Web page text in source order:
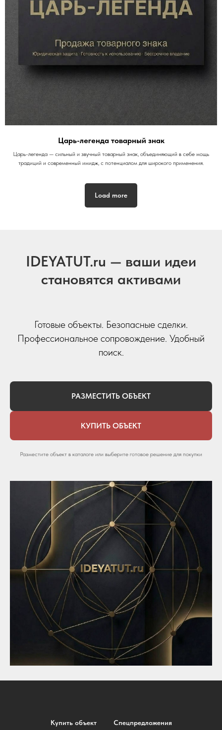
Царь-легенда товарный знак
Царь-легенда — сильный и звучный товарный знак, объединяющий в себе мощь
традиций и современный имидж, с потенциалом для широкого применения.
Load more
IDEYATUT.ru — ваши идеи
становятся активами
Готовые объекты. Безопасные сделки.
Профессиональное сопровождение. Удобный
поиск.
РАЗМЕСТИТЬ ОБЪЕКТ
КУПИТЬ ОБЪЕКТ
Разместите объект в каталоге или выберите готовое решение для покупки
Купить объект Спецпредложения